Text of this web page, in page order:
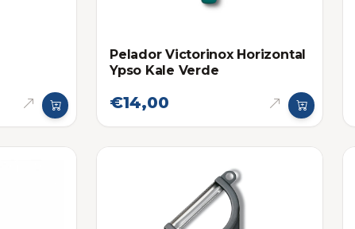
Pelador Victorinox Horizontal
Ypso Kale Verde
€14,00